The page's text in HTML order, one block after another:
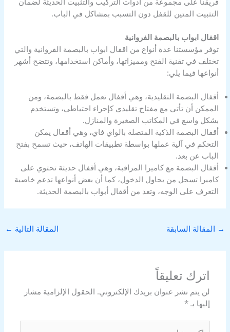
التثبيت المتين للقفل دون التسبب بمشاكل في الباب.
اقفال ابواب بالبصمة الفروانية
توفر مؤسستنا عدة أنواع من اقفال ابواب بالبصمة الفروانية والتي
تختلف في تقنية الفتح ومميزاتها، وأماكن استخدامها، وتتضح أشهر
أنواعها فيما يلي:
أقفال البصمة التقليدية، وهي أقفال تعمل فقط بالبصمة، ومن
الممكن أن تأتي مع مفتاح تقليدي كإجراء احتياطي، وتستخدم
بشكل واسع في المكاتب الصغيرة والمنازل.
أقفال البصمة الذكية المتصلة بالواي فاي، وهي أقفال يمكن
التحكم في آلية عملها بواسطة تطبيقات الهاتف، حيث تسمح بفتح
الباب عن بعد.
أقفال البصمة مع كاميرا المراقبة، وهي أقفال حديثة تحتوي على
كاميرا تسجل من يحاول الدخول، كما أن بعض أنواعها تدعم خاصية
التعرف على الوجه، وتعد من أقفال أبواب بالبصمة الحديثة.
→ المقالة السابقة المقالة التالية ←
اترك تعليقاً
لن يتم نشر عنوان بريدك الإلكتروني. الحقول الإلزامية مشار
إليها بـ*